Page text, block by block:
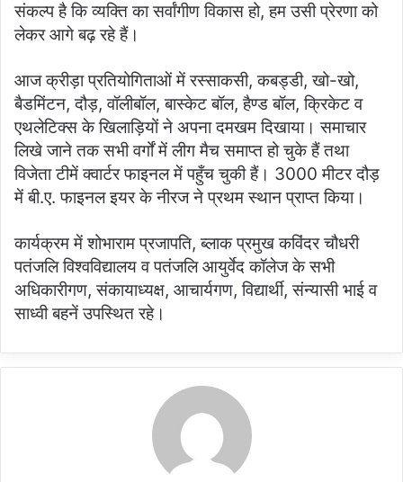
संकल्प है कि व्यक्ति का सर्वांगीण विकास हो, हम उसी प्रेरणा को
लेकर आगे बढ़ रहे हैं।
आज क्रीड़ा प्रतियोगिताओं में रस्साकसी, कबड्डी, खो-खो,
बैडमिंटन, दौड़, वॉलीबॉल, बास्केट बॉल, हैण्ड बॉल, क्रिकेट व
एथलेटिक्स के खिलाड़ियों ने अपना दमखम दिखाया। समाचार
लिखे जाने तक सभी वर्गों में लीग मैच समाप्त हो चुके हैं तथा
विजेता टीमें क्वार्टर फाइनल में पहुँच चुकी हैं। 3000 मीटर दौड़
में बी.ए. फाइनल इयर के नीरज ने प्रथम स्थान प्राप्त किया।
कार्यक्रम में शोभाराम प्रजापति, ब्लाक प्रमुख कविंदर चौधरी
पतंजलि विश्वविद्यालय व पतंजलि आयुर्वेद कॉलेज के सभी
अधिकारीगण, संकायाध्यक्ष, आचार्यगण, विद्यार्थी, संन्यासी भाई व
साध्वी बहनें उपस्थित रहे।